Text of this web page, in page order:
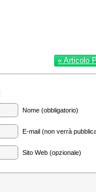
« Articolo
Nome (obbligatorio)
E-mail (non verrà
Sito Web (opzionale)